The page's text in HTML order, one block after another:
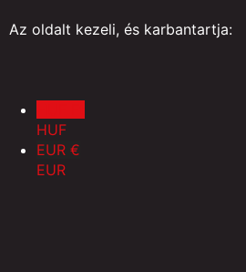
Az oldalt kezeli, és karbantartja:
HUF
EUR €
EUR